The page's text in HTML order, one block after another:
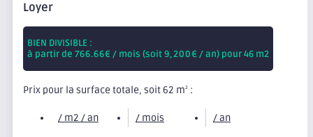
Loyer
BIEN DIVISIBLE :
à partir de 766.66€ / mois (soit9,200€ / an) pour 46 m2
Prix pour la surface totale, soit 62 m2 :
/ m2 / an / mois / an